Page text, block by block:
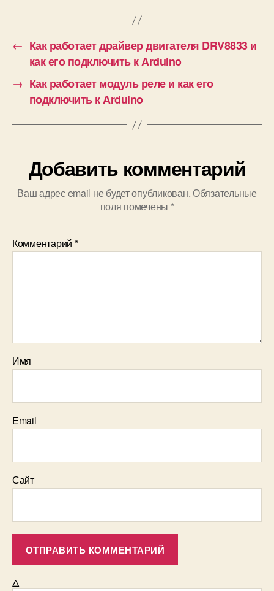
к
← Как работает драйвер двигателя DRV8833 и
как его подключить к Arduino
→ Как работает модуль реле и как его
подключить к Arduino
Добавить комментарий
Ваш адрес email не будет опубликован.Обязательные
поля помечены *
Комментарий *
Имя
Email
Сайт
Δ